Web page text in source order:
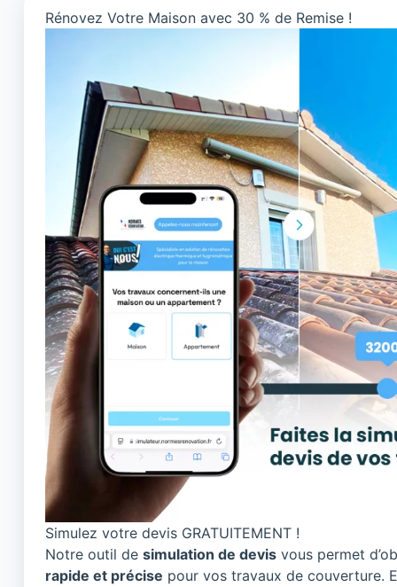
Rénovez Votre Maison avec 30 % de Remise !
Simulez votre devis GRATUITEMENT !
Notre outil desimulation de devis vous permet
rapide et précise pour vos travaux de couverture.